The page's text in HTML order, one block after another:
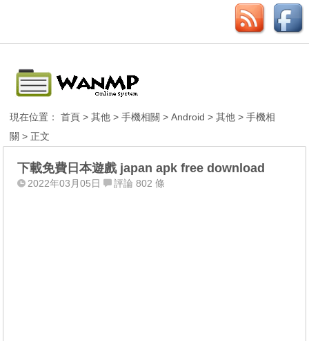
現在位置：首頁 >其他 >手機相關 >Android >其他 >手機相
關 > 正文
下載免費日本遊戲 japan apk free download
2022年03月05日 評論 802 條